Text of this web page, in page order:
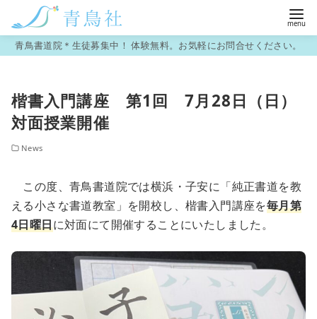
青鳥書道院＊生徒募集中！ 体験無料。お気軽にお問合せください。
楷書入門講座 第1回 7月28日（日）
対面授業開催
News
この度、青鳥書道院では横浜・子安に「純正書道を教
える小さな書道教室」を開校し、楷書入門講座を毎月第
4日曜日に対面にて開催することにいたしました。